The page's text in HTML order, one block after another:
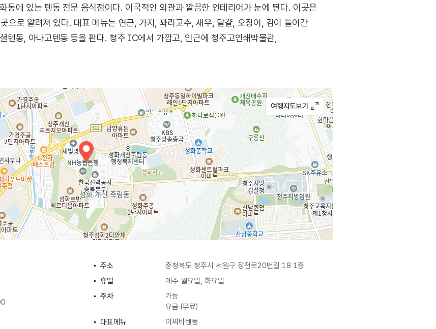
동에 있는 텐동 전문 음식점이다. 이국적인 외관과 깔끔한 인테리어가 눈에 띈다. 이곳은
으로 알려져 있다. 대표 메뉴는 연근, 가지, 꽈리고추, 새우, 달걀, 오징어, 김이 들어간
텐동, 아나고텐동 등을 판다. 청주 IC에서 가깝고, 인근에 청주고인쇄박물관,
주소
충청북도 청주시 서원구 장전로20번길 18 1층
휴일
매주 월요일, 화요일
주차
가능
요금 (무료)
대표메뉴
이찌바텐동